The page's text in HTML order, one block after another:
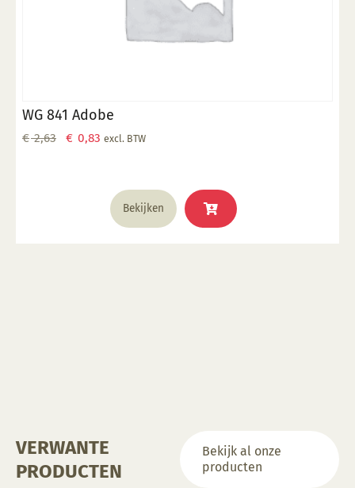
WG 841 Adobe
€2,63
Oorspronkelijke
€ 0,83 Huidige
€ 0,83.
excl. BTW
Bekijken
VERWANTE
PRODUCTEN
Bekijk al onze
producten